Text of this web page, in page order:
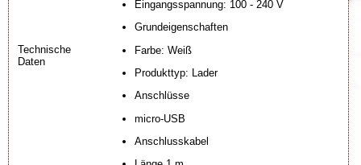
Technische
Daten
Eingangsspannung: 100 - 240 V
Grundeigenschaften
Farbe: Weiß
Produkttyp: Lader
Anschlüsse
micro-USB
Anschlusskabel